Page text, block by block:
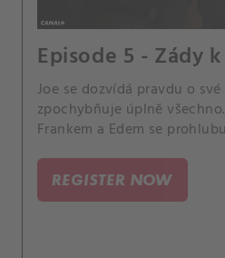
Episode 5 - Zády
Joe se dozvídá pravdu o
zpochybňuje úplně
Frankem a Edem se
REGISTER NOW